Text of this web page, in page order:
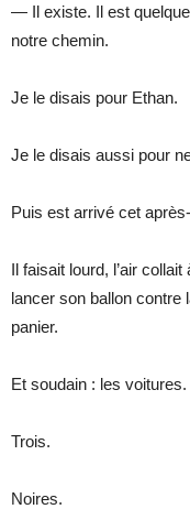
— Il existe. Il est
notre chemin.
Je le disais pour Ethan.
Je le disais aussi pour
Puis est arrivé cet
Il faisait lourd, l’air
lancer son ballon contre
panier.
Et soudain : les voitures.
Trois.
Noires.